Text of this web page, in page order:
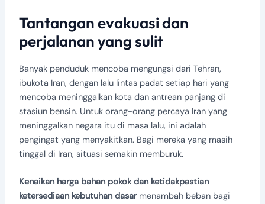
Tantangan evakuasi dan
perjalanan yang sulit
Banyak penduduk mencoba mengungsi dari Tehran,
ibukota Iran, dengan lalu lintas padat setiap hari yang
mencoba meninggalkan kota dan antrean panjang di
stasiun bensin. Untuk orang-orang percaya Iran yang
meninggalkan negara itu di masa lalu, ini adalah
pengingat yang menyakitkan. Bagi mereka yang masih
tinggal di Iran, situasi semakin memburuk.
Kenaikan harga bahan pokok dan ketidakpastian
ketersediaan kebutuhan dasarmenambah beban bagi